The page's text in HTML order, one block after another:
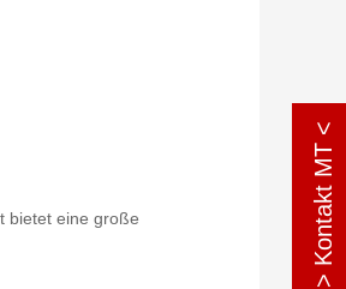
> Kontakt MT <
bietet eine große